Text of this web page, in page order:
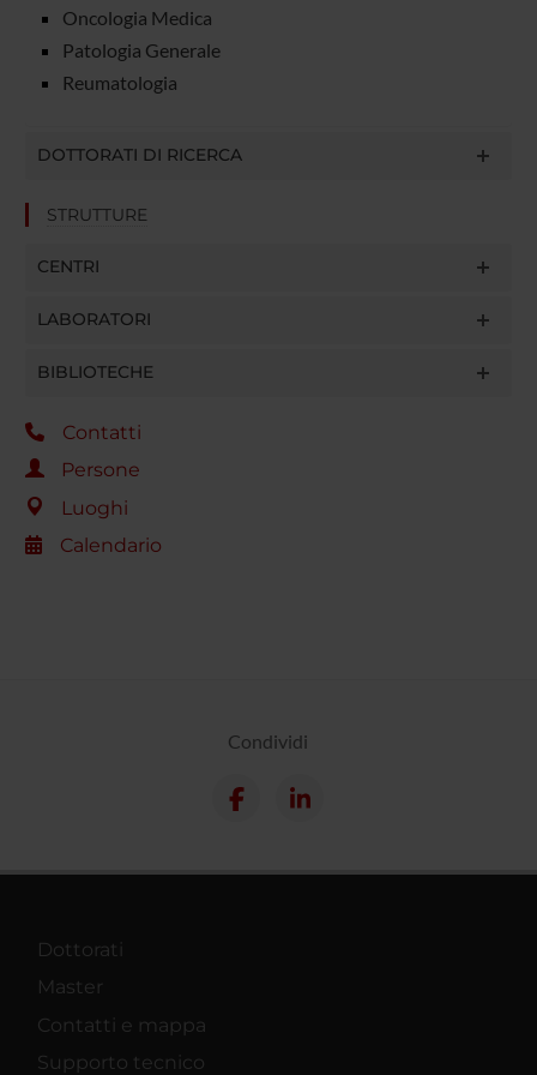
Oncologia Medica
Patologia Generale
Reumatologia
DOTTORATI DI RICERCA
STRUTTURE
CENTRI
LABORATORI
BIBLIOTECHE
Contatti
Persone
Luoghi
Calendario
Condividi
Dottorati
Master
Contatti e mappa
Supporto tecnico